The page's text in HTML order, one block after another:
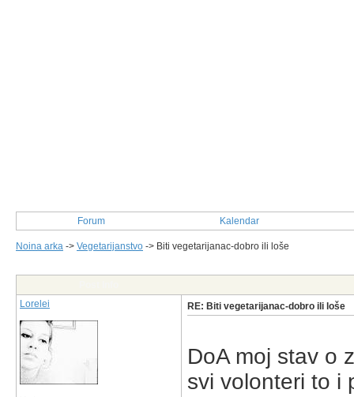
Forum Kalendar
Noina arka -> Vegetarijanstvo -> Biti vegetarijanac-dobro ili loše
Lorelei
RE: Biti vegetarijanac-dobro ili loše
DoA moj stav o
svi volonteri to i